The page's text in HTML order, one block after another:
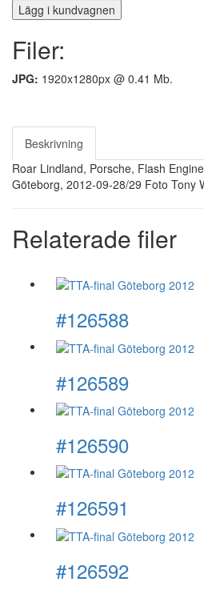
Filer:
JPG: 1920x1280px @ 0.41 Mb.
Beskrivning
Roar Lindland, Porsche, Flash
Göteborg, 2012-09-28/29 Foto Tony
Relaterade filer
#126588
#126589
#126590
#126591
#126592